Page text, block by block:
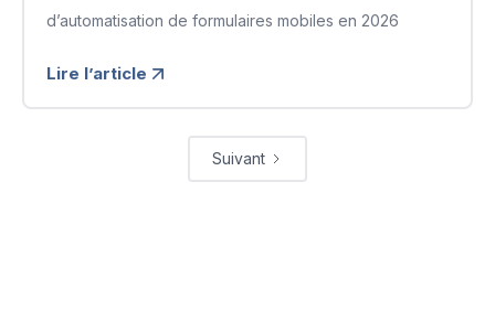
d’automatisation de formulaires mobiles en 2026
Lire l’article
Suivant